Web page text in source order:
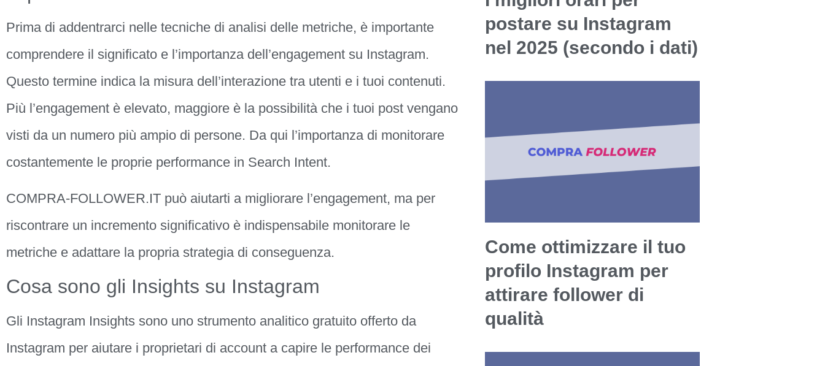
Prima di addentrarci nelle tecniche di analisi delle metriche, è importante
comprendere il significato e l’importanza dell’engagement su Instagram.
Questo termine indica la misura dell’interazione tra utenti e i tuoi contenuti.
Più l’engagement è elevato, maggiore è la possibilità che i tuoi post vengano
visti da un numero più ampio di persone. Da qui l’importanza di monitorare
costantemente le proprie performance in Search Intent.
COMPRA-FOLLOWER.IT può aiutarti a migliorare l’engagement, ma per
riscontrare un incremento significativo è indispensabile monitorare le
metriche e adattare la propria strategia di conseguenza.
Cosa sono gli Insights su Instagram
Gli Instagram Insights sono uno strumento analitico gratuito offerto da
Instagram per aiutare i proprietari di account a capire le performance dei
postare su Instagram
nel 2025 (secondo i dati)
Come ottimizzare il tuo
profilo Instagram per
attirare follower di
qualità